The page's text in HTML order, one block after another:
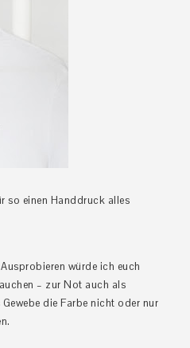
so einen Handdruck alles
würde ich euch
– zur Not auch als
die Farbe nicht oder nur